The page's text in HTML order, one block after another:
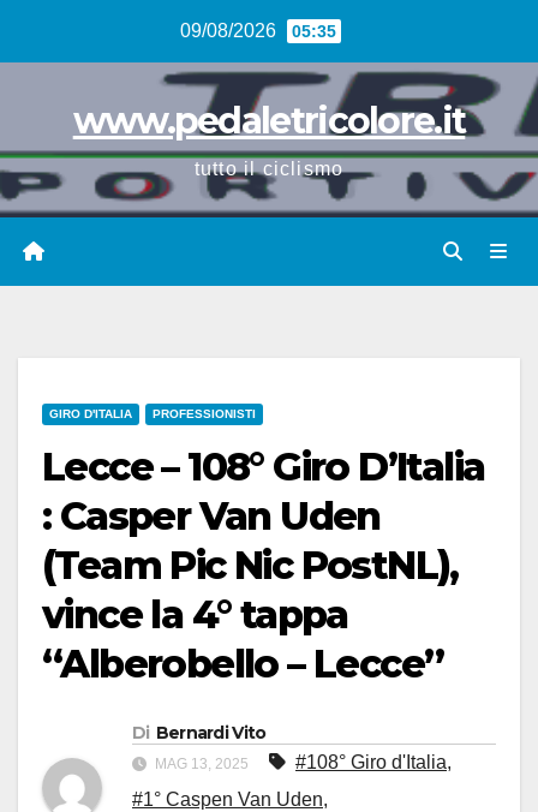
09/08/2026 05:35
www.pedaletricolore.it
tutto il ciclismo
GIRO D'ITALIA PROFESSIONISTI
Lecce – 108° Giro D’Italia
: Casper Van Uden
(Team Pic Nic PostNL),
vince la 4° tappa
“Alberobello – Lecce”
Di Bernardi Vito
MAG 13, 2025 #108° Giro d'Italia,
#1° Caspen Van Uden,